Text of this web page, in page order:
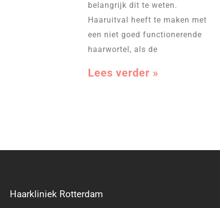
belangrijk dit te weten.
Haaruitval heeft te maken met
een niet goed functionerende
haarwortel, als de
Lees verder »
Haarkliniek Rotterdam